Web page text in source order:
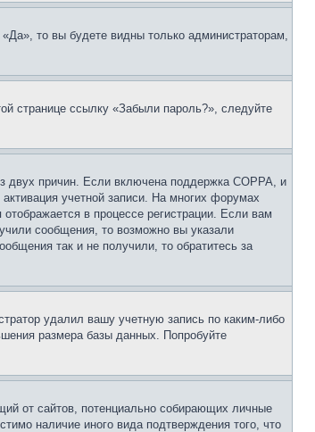
то вы будете видны только администраторам,
странице ссылку «Забыли пароль?», следуйте
двух причин. Если включена поддержка COPPA, и
учетной записи. На многих форумах
в процессе регистрации. Если вам
сообщения, то возможно вы указали
так и не получили, то обратитесь за
удалил вашу учетную запись по каким-либо
размера базы данных. Попробуйте
от сайтов, потенциально собирающих личные
наличие иного вида подтверждения того, что